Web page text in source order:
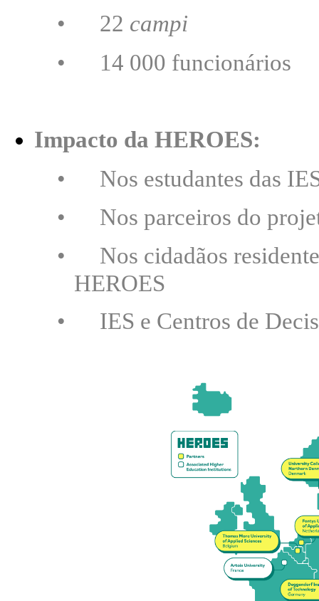
•
22 campi
•
14 000 funcionários
Impacto da HEROES:
• Nos estudantes das
• Nos parceiros do
• Nos cidadãos
HEROES
• IES e Centros de